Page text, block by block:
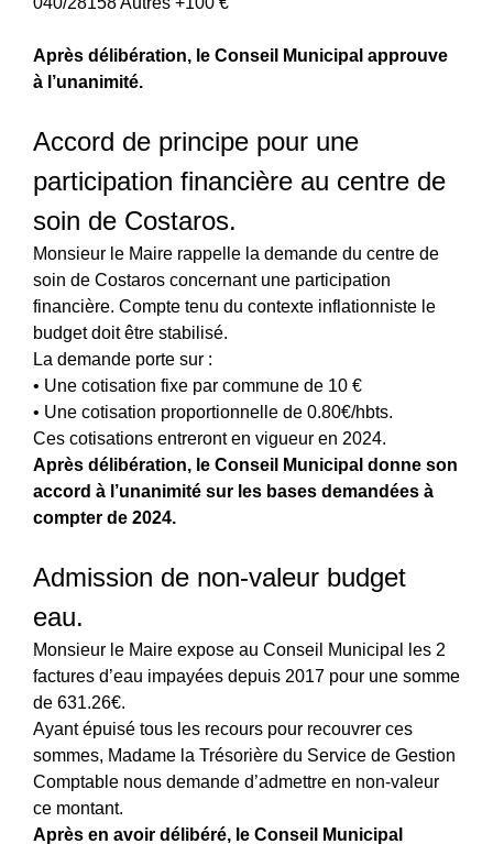
Après délibération, le Conseil Municipal approuve
à l’unanimité.
Accord de principe pour une
participation financière au centre de
soin de Costaros.
Monsieur le Maire rappelle la demande du centre de
soin de Costaros concernant une participation
financière. Compte tenu du contexte inflationniste le
budget doit être stabilisé.
La demande porte sur :
• Une cotisation fixe par commune de 10 €
• Une cotisation proportionnelle de 0.80€/hbts.
Ces cotisations entreront en vigueur en 2024.
Après délibération, le Conseil Municipal donne son
accord à l’unanimité sur les bases demandées à
compter de 2024.
Admission de non-valeur budget
eau.
Monsieur le Maire expose au Conseil Municipal les 2
factures d’eau impayées depuis 2017 pour une somme
de 631.26€.
Ayant épuisé tous les recours pour recouvrer ces
sommes, Madame la Trésorière du Service de Gestion
Comptable nous demande d’admettre en non-valeur
ce montant.
Après en avoir délibéré, le Conseil Municipal